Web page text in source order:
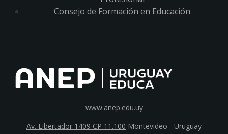
Consejo de Formación en Educación
www.anep.edu.uy
Av. Libertador 1409 CP 11.100 Montevideo - Uruguay